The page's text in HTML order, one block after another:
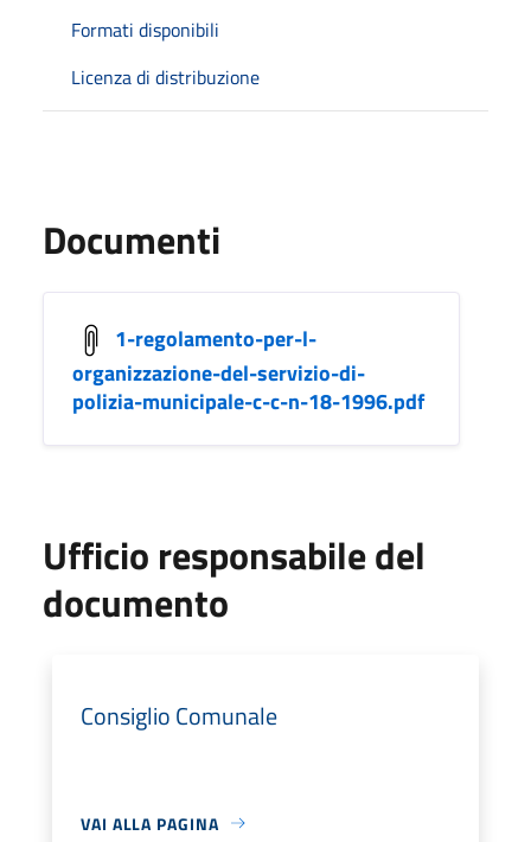
Formati disponibili
Licenza di distribuzione
Documenti
1-regolamento-per-l-
organizzazione-del-servizio-di-
polizia-municipale-c-c-n-18-1996.pdf
Ufficio responsabile del
documento
Consiglio Comunale
VAI ALLA PAGINA